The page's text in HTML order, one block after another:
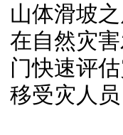
山体滑坡
在自然灾
门快速评
移受灾人